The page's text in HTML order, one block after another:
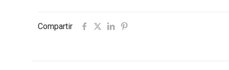
Compartir